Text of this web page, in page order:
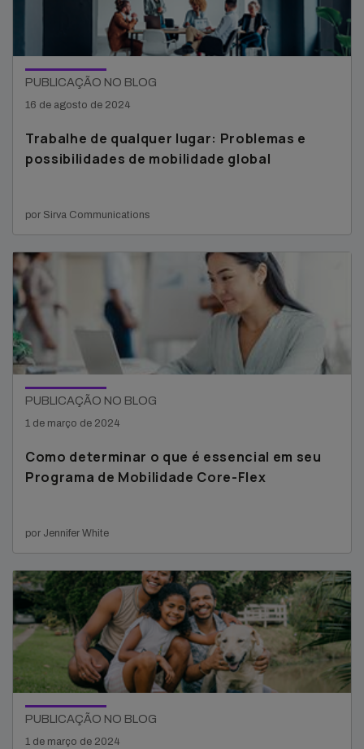
PUBLICAÇÃO NO BLOG
16 de agosto de 2024
Trabalhe de qualquer lugar: Problemas e
possibilidades de mobilidade global
por Sirva Communications
PUBLICAÇÃO NO BLOG
1 de março de 2024
Como determinar o que é essencial em seu
Programa de Mobilidade Core-Flex
por Jennifer White
PUBLICAÇÃO NO BLOG
1 de março de 2024